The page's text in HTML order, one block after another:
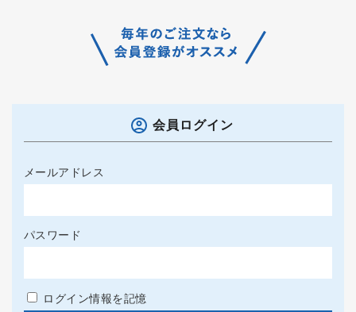
会員ログイン
メールアドレス
パスワード
ログイン情報を記憶